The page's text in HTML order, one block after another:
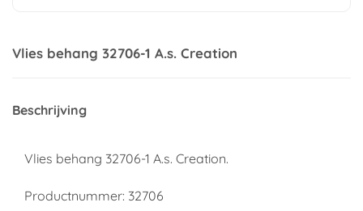
Vlies behang 32706-1 A.s. Creation
Beschrijving
Vlies behang 32706-1 A.s. Creation.
Productnummer: 32706